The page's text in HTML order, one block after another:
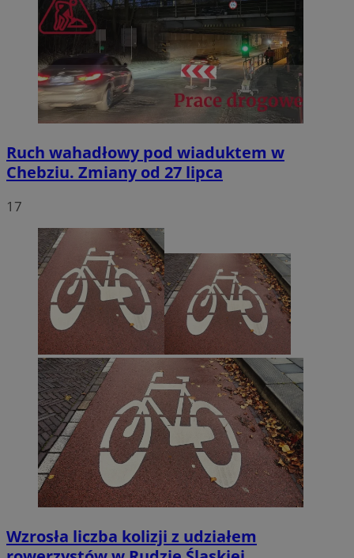
Ruch wahadłowy pod wiaduktem w
Chebziu. Zmiany od 27 lipca
17
Wzrosła liczba kolizji z udziałem